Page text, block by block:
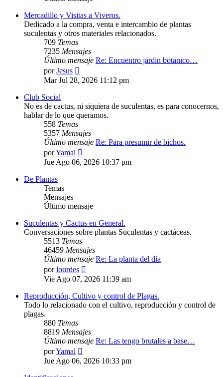
Mercadillo y Visitas a Viveros.
Dedicado a la compra, venta e intercambio de plantas
suculentas y otros materiales relacionados.
709 Temas
7235 Mensajes
Último mensaje Re: Encuentro jardin botanico…
porJesus
último
Mar Jul 28, 2026 11:12 pm
Club Social
No es de cactus, ni siquiera de suculentas, es para conocernos,
hablar de lo que queramos.
558 Temas
5357 Mensajes
Último mensaje Re: Para presumir de bichos.
porYamal
último
Jue Ago 06, 2026 10:37 pm
De Plantas
Temas
Mensajes
Último mensaje
Suculentas y Cactus en General.
Conversaciones sobre plantas Suculentas y cactáceas.
5513 Temas
46459 Mensajes
Último mensaje Re: La planta del día
porlourdes
último
Vie Ago 07, 2026 11:39 am
Reproducción, Cultivo y control de Plagas.
Todo lo relacionado con el cultivo, reproducción y control de
plagas.
880 Temas
8819 Mensajes
Último mensaje Re: Las tengo brutales a base…
porYamal
último
Jue Ago 06, 2026 10:33 pm